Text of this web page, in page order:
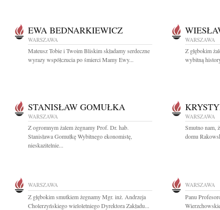
EWA BEDNARKIEWICZ
WARSZAWA
Mateusz Tobie i Twoim Bliskim składamy serdeczne
wyrazy współczucia po śmierci Mamy Ewy...
WARSZAWA
Z głębokim
wybitną
STANISŁAW GOMUŁKA
WARSZAWA
Z ogromnym żalem żegnamy Prof. Dr. hab.
Stanisława Gomułkę Wybitnego ekonomistę,
nieskazitelnie...
WARSZAWA
Smutno nam,
domu
WARSZAWA
Z głębokim smutkiem żegnamy Mgr. inż. Andrzeja
Cholerzyńskiego wieloletniego Dyrektora Zakładu...
WARSZAWA
Panu